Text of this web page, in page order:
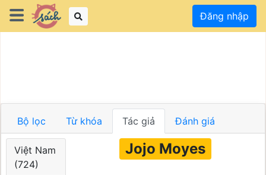
Đăng nhập
Bộ lọc Từ khóa Tác giả Đánh giá
Việt Nam
(724)
Jojo Moyes